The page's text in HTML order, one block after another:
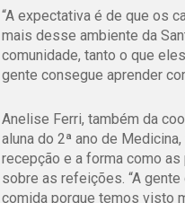
“A expectativa é de que os
mais desse ambiente da
comunidade, tanto o que
gente consegue aprender
Anelise Ferri, também da
aluna do 2ª ano de
recepção e a forma como
sobre as refeições. “A
comida porque temos visto